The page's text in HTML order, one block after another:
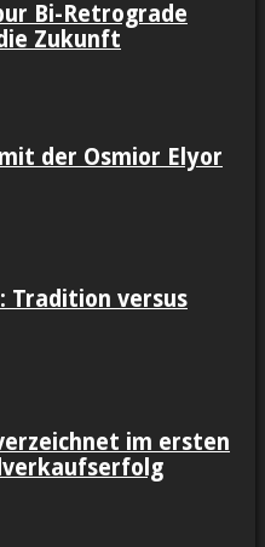
Bi-Retrograde
Zukunft
der Osmior Elyor
Tradition versus
im ersten